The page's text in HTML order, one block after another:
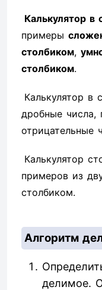
Калькулятор в
примеры
столбиком,
столбиком.
Калькулятор в
дробные числа,
отрицательные
Калькулятор
примеров из
столбиком.
Алгоритм
делимое.